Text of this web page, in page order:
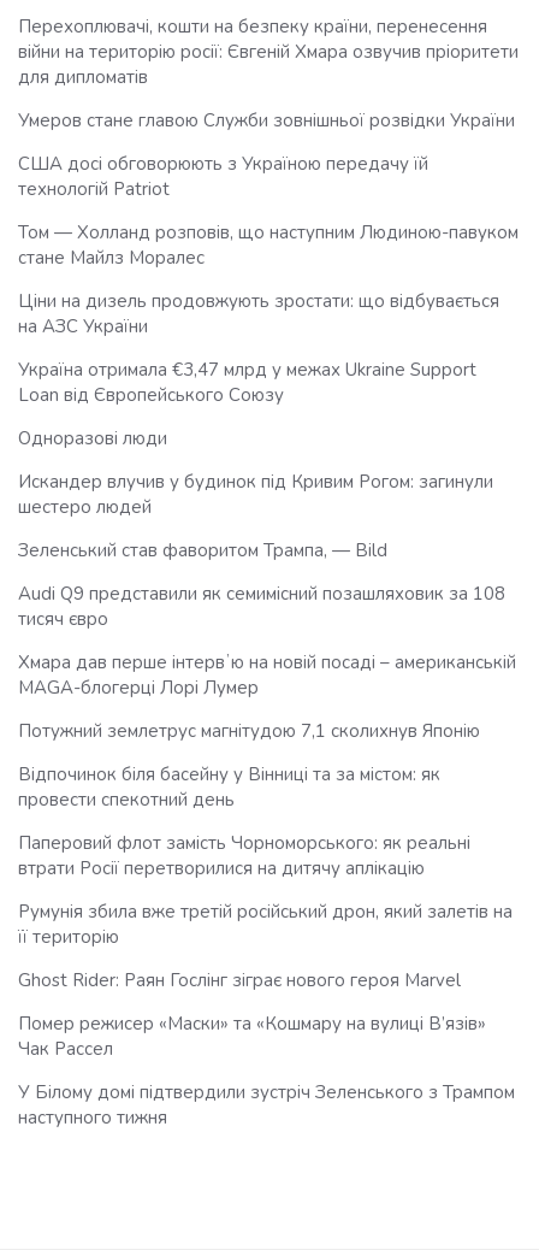
Перехоплювачі, кошти на безпеку країни, перенесення
війни на територію росії: Євгеній Хмара озвучив пріоритети
для дипломатів
Умеров стане главою Служби зовнішньої розвідки України
США досі обговорюють з Україною передачу їй
технологій Patriot
Том — Холланд розповів, що наступним Людиною-павуком
стане Майлз Моралес
Ціни на дизель продовжують зростати: що відбувається
на АЗС України
Україна отримала €3,47 млрд у межах Ukraine Support
Loan від Європейського Союзу
Одноразові люди
Искандер влучив у будинок під Кривим Рогом: загинули
шестеро людей
Зеленський став фаворитом Трампа, — Bild
Audi Q9 представили як семимісний позашляховик за 108
тисяч євро
Хмара дав перше інтервʼю на новій посаді – американській
MAGA-блогерці Лорі Лумер
Потужний землетрус магнітудою 7,1 сколихнув Японію
Відпочинок біля басейну у Вінниці та за містом: як
провести спекотний день
Паперовий флот замість Чорноморського: як реальні
втрати Росії перетворилися на дитячу аплікацію
Румунія збила вже третій російський дрон, який залетів на
її територію
Ghost Rider: Раян Гослінг зіграє нового героя Marvel
Помер режисер «Маски» та «Кошмару на вулиці В’язів»
Чак Рассел
У Білому домі підтвердили зустріч Зеленського з Трампом
наступного тижня